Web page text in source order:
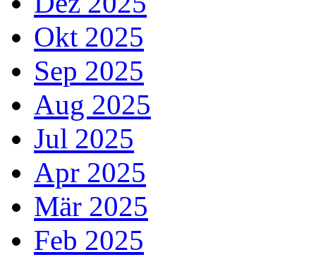
Okt 2025
Sep 2025
Aug 2025
Jul 2025
Apr 2025
Mär 2025
Feb 2025